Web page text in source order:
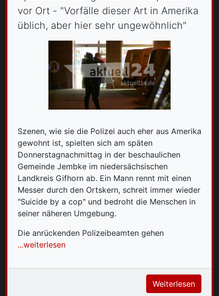
vor Ort - "Vorfälle dieser Art in Amerika
üblich, aber hier sehr ungewöhnlich"
Szenen, wie sie die Polizei auch eher aus Amerika
gewohnt ist, spielten sich am späten
Donnerstagnachmittag in der beschaulichen
Gemeinde Jembke im niedersächsischen
Landkreis Gifhorn ab. Ein Mann rennt mit einen
Messer durch den Ortskern, schreit immer wieder
"Suicide by a cop" und bedroht die Menschen in
seiner näheren Umgebung.
Die anrückenden Polizeibeamten gehen
...weiterlesen
Weiterlesen